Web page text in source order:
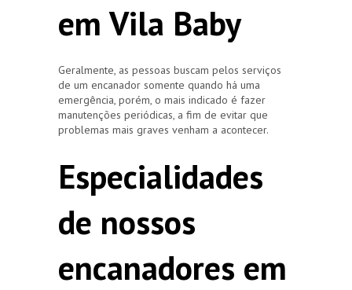
em Vila Baby
Geralmente, as pessoas buscam pelos serviços
de um encanador somente quando há uma
emergência, porém, o mais indicado é fazer
manutenções periódicas, a fim de evitar que
problemas mais graves venham a acontecer.
Especialidades
de nossos
encanadores em